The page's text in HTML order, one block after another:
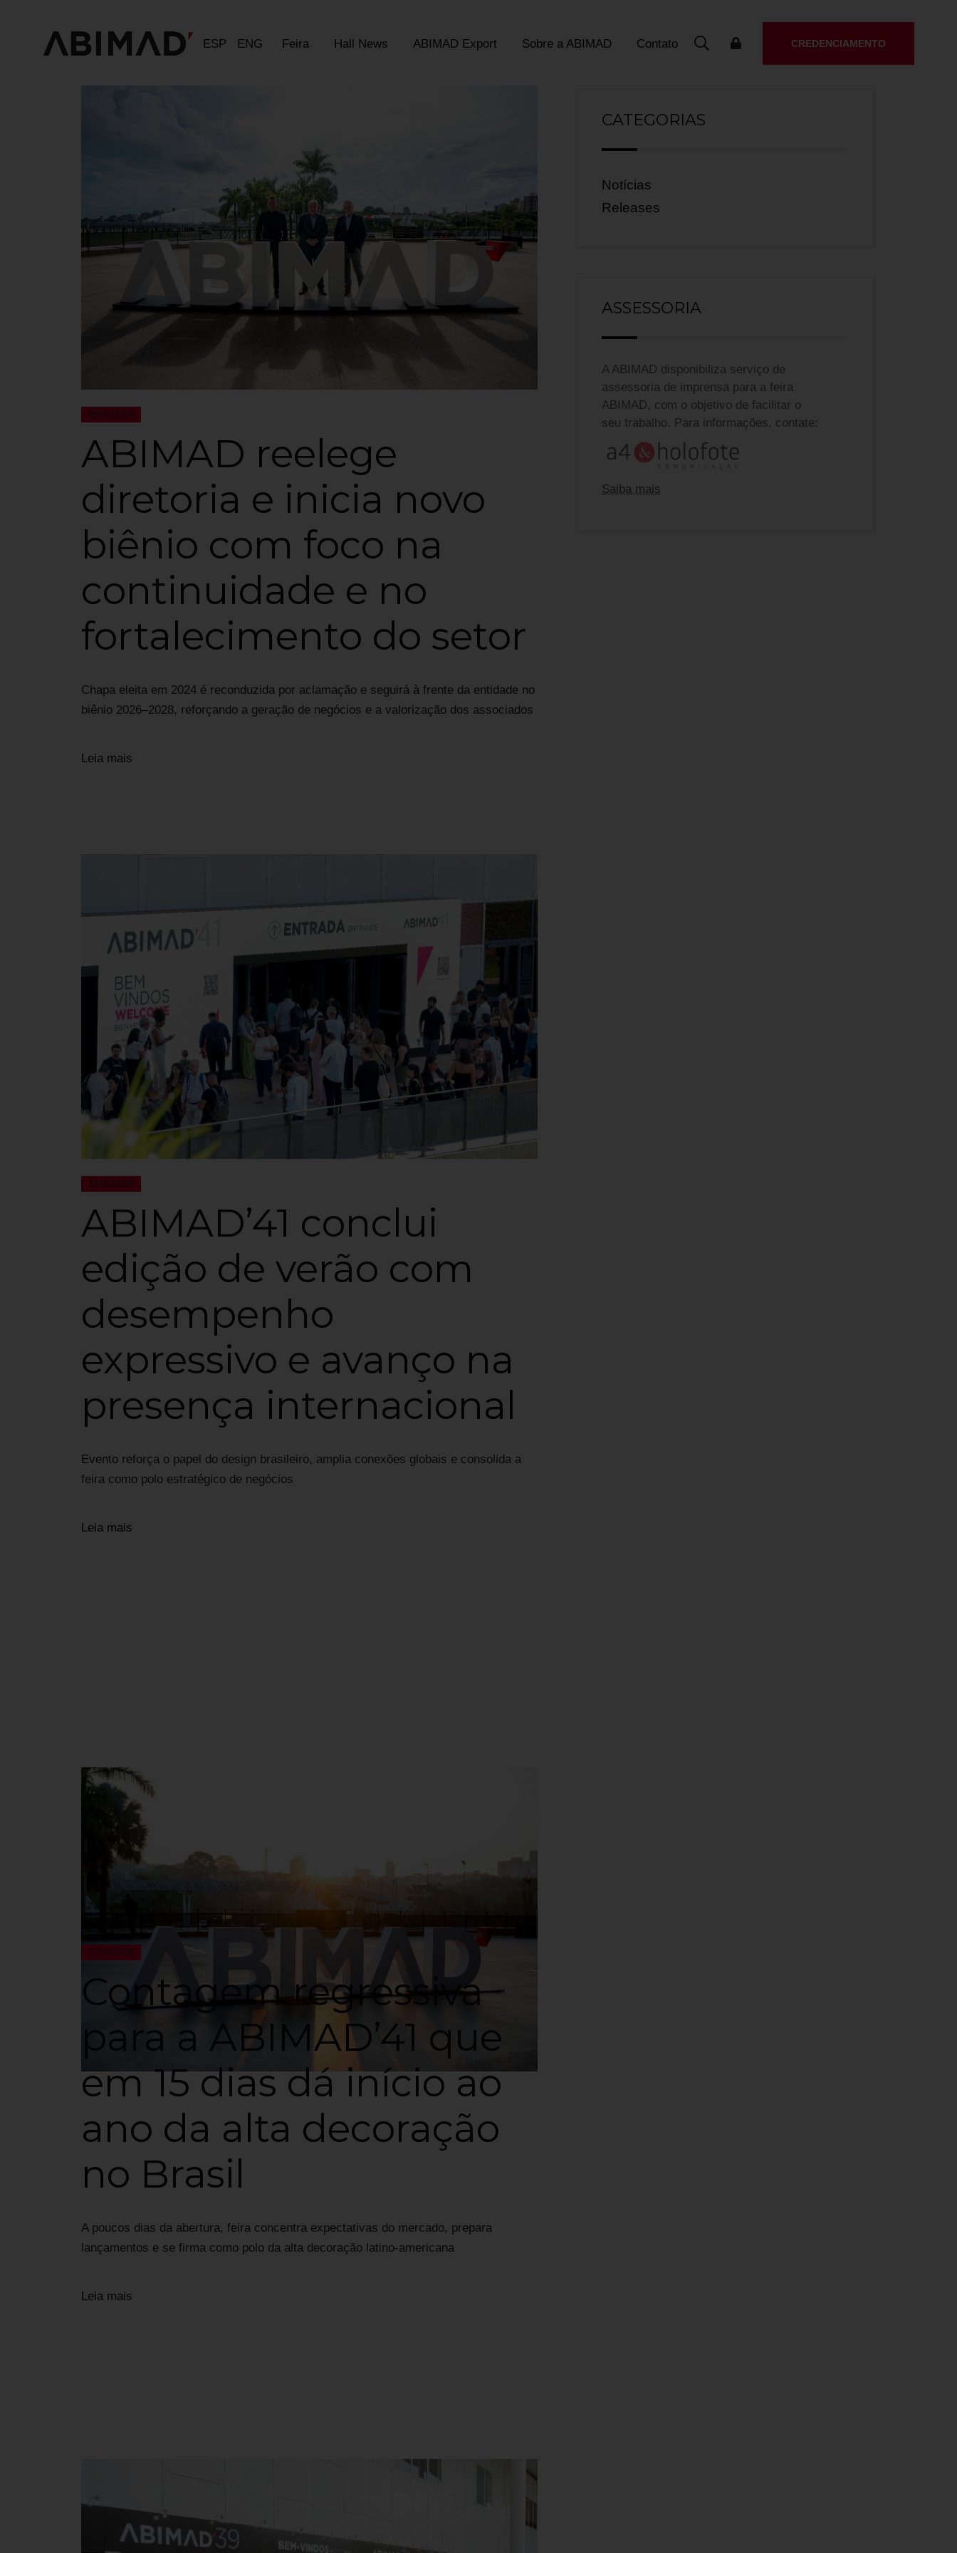
ESP ENG Feira Hall News ABIMAD Export Sobre a ABIMAD Contato CREDENCIAMENTO
28/01/2026
ABIMAD reelege
diretoria e inicia novo
biênio com foco na
continuidade e no
fortalecimento do setor
Chapa eleita em 2024 é reconduzida por aclamação e seguirá à frente da entidade no
biênio 2026–2028, reforçando a geração de negócios e a valorização dos associados
Leia mais
21/01/2026
ABIMAD’41 conclui
edição de verão com
desempenho
expressivo e avanço na
presença internacional
Evento reforça o papel do design brasileiro, amplia conexões globais e consolida a
feira como polo estratégico de negócios
Leia mais
07/01/2026
Contagem regressiva
para a ABIMAD’41 que
em 15 dias dá início ao
ano da alta decoração
no Brasil
A poucos dias da abertura, feira concentra expectativas do mercado, prepara
lançamentos e se firma como polo da alta decoração latino-americana
Leia mais
CATEGORIAS
Notícias
Releases
ASSESSORIA
A ABIMAD disponibiliza serviço de
assessoria de imprensa para a feira
ABIMAD, com o objetivo de facilitar o
seu trabalho. Para informações, contate:
Saiba mais